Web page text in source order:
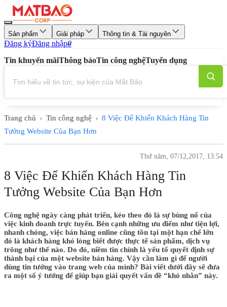
Sản phẩm Giải pháp Thông tin & Tài nguyên
Đăng kýĐăng nhập0
Tin khuyến mãiThông báoTin công nghệTuyển dụng
Trang chủ › Tin công nghệ › 8 Việc Để Khiến Khách Hàng Tin
Tưởng Website Của Bạn Hơn
Thứ năm, 07/12,2017, 13:54
8 Việc Để Khiến Khách Hàng Tin
Tưởng Website Của Bạn Hơn
Công nghệ ngày càng phát triển, kéo theo đó là sự bùng nổ của
việc kinh doanh trực tuyến. Bên cạnh những ưu điểm như tiện lợi,
nhanh chóng, việc bán hàng online cũng tồn tại một hạn chế lớn
đó là khách hàng khó lòng biết được thực tế sản phẩm, dịch vụ
trông như thế nào. Do đó, niềm tin chính là yếu tố quyết định sự
thành bại của một website bán hàng. Vậy cần làm gì để người
dùng tin tưởng vào trang web của mình? Bài viết dưới đây sẽ đưa
ra một số ý tưởng để giúp bạn giải quyết vấn đề “khó nhằn” này.